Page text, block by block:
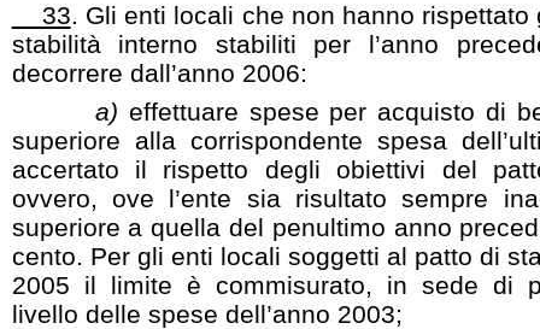
33. Gli enti locali che non hanno
stabilità interno stabiliti per l’anno
decorrere dall’anno 2006:
a) effettuare spese per acquisto di
superiore alla corrispondente spesa
accertato il rispetto degli obiettivi del
ovvero, ove l’ente sia risultato sempre
superiore a quella del penultimo anno
cento. Per gli enti locali soggetti al patto di
2005 il limite è commisurato, in sede di
livello delle spese dell’anno 2003;